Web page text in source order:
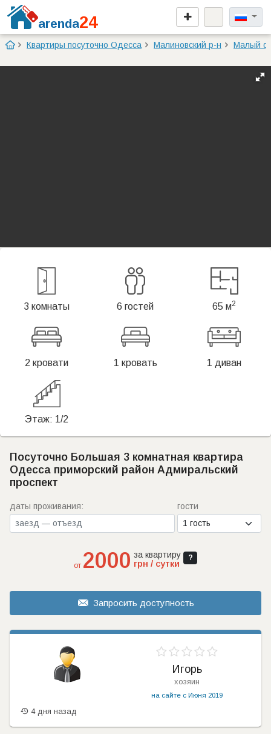
arenda24
Квартиры посуточно Одесса Малиновский р-н Малый
3 комнаты 6 гостей 65 м2
2 кровати 1 кровать 1 диван
Этаж: 1/2
Посуточно Большая 3 комнатная квартира
Одесса приморский район Адмиральский
проспект
даты проживания: гости
от 2000 за квартиру
грн / сутки
?
Запросить доступность
Игорь
хозяин
на сайте с Июня 2019
4 дня назад